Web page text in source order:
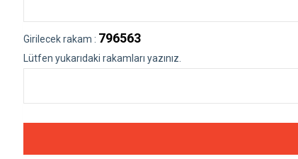
Girilecek rakam : 796563
Lütfen yukarıdaki rakamları yazınız.